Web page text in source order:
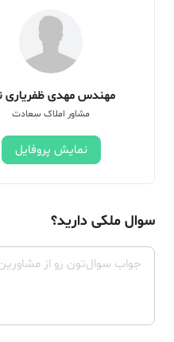
مهندس مهدی ظفریاری
مشاور املاک سعادت
نمایش پروفایل
سوال ملکی دارید؟